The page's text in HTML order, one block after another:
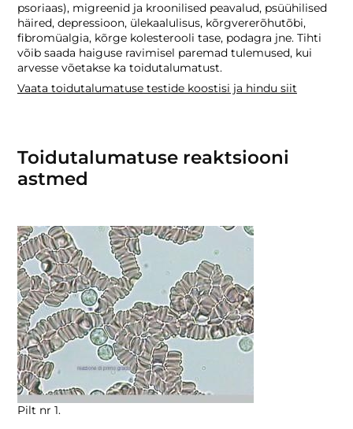
psoriaas), migreenid ja kroonilised peavalud, psüühilised
häired, depressioon, ülekaalulisus, kõrgvererõhutõbi,
fibromüalgia, kõrge kolesterooli tase, podagra jne. Tihti
võib saada haiguse ravimisel paremad tulemused, kui
arvesse võetakse ka toidutalumatust.
Vaata toidutalumatuse testide koostisi ja hindu siit
Toidutalumatuse reaktsiooni
astmed
Pilt nr 1.